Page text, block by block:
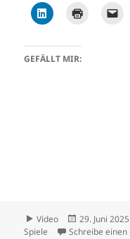
GEFÄLLT MIR:
Format
Video
Veröffentlicht
am
29. Juni 2025
Spiele
Schreibe